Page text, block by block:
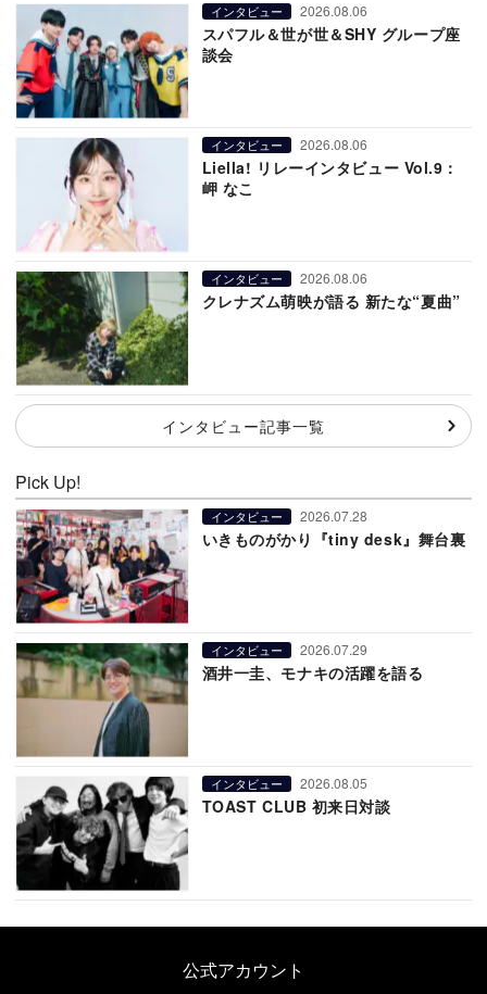
インタビュー 2026.08.06
スパフル＆世が世＆SHY グループ座
談会
インタビュー 2026.08.06
Liella! リレーインタビュー Vol.9：
岬 なこ
インタビュー 2026.08.06
クレナズム萌映が語る 新たな“夏曲”
インタビュー記事一覧
Pick Up!
インタビュー 2026.07.28
いきものがかり『tiny desk』舞台裏
インタビュー 2026.07.29
酒井一圭、モナキの活躍を語る
インタビュー 2026.08.05
TOAST CLUB 初来日対談
公式アカウント